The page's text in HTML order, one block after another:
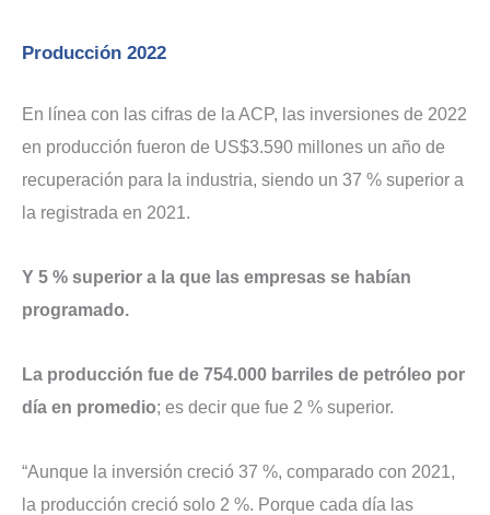
Producción 2022
En línea con las cifras de la ACP, las inversiones de 2022
en producción fueron de US$3.590 millones un año de
recuperación para la industria, siendo un 37 % superior a
la registrada en 2021.
Y 5 % superior a la que las empresas se habían
programado.
La producción fue de 754.000 barriles de petróleo por
día en promedio; es decir que fue 2 % superior.
“Aunque la inversión creció 37 %, comparado con 2021,
la producción creció solo 2 %. Porque cada día las